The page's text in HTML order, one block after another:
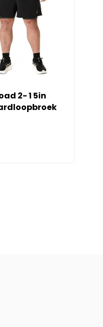
2- 1 5in